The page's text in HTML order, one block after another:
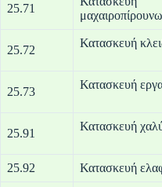
25.71
25.72
25.73
25.91
25.92 Κατασκευή